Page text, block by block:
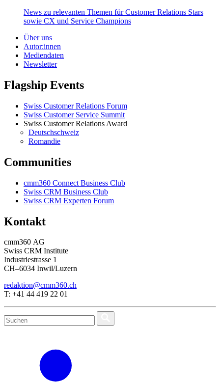
News zu relevanten Themen für Customer Relations Stars
sowie CX und Service Champions
Über uns
Autor:innen
Mediendaten
Newsletter
Flagship Events
Swiss Customer Relations Forum
Swiss Customer Service Summit
Swiss Customer Relations Award
Deutschschweiz
Romandie
Communities
cmm360 Connect Business Club
Swiss CRM Business Club
Swiss CRM Experten Forum
Kontakt
cmm360 AG
Swiss CRM Institute
Industriestrasse 1
CH–6034 Inwil/Luzern
redaktion@cmm360.ch
T: +41 44 419 22 01